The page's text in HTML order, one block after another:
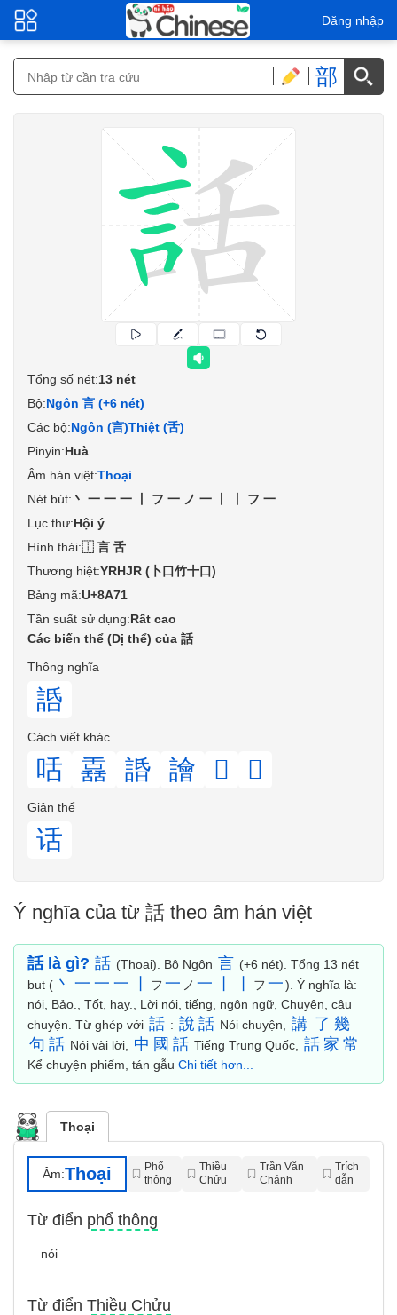
Đăng nhập
部
Tổng số nét:13 nét
Bộ:Ngôn 言 (+6 nét)
Các bộ:Ngôn (言)Thiệt (舌)
Pinyin:Huà
Âm hán việt:Thoại
Nét bút: 丶一一一丨フ一ノ一丨丨フ一
Lục thư:Hội ý
Hình thái:⿰言舌
Thương hiệt:YRHJR (卜口竹十口)
Bảng mã:U+8A71
Tần suất sử dụng:Rất cao
Các biến thể (Dị thể) của 話
Thông nghĩa
䛡
Cách viết khác
咶 舙 諙 譮 𦧵 𧨥
Giản thể
话
Ý nghĩa của từ 話 theo âm hán việt
話 là gì? 話 (Thoại). Bộ Ngôn 言 (+6 nét). Tổng 13 nét
but ( 丶 一 一 一 フ一 ノ 一 フ一). Ý nghĩa là:
nói, Bảo., Tốt, hay., Lời nói, tiếng, ngôn ngữ, Chuyện, câu
chuyện. Từ ghép với 話 : 說 話 Nói chuyện, 講 了 幾
句 話 Nói vài lời, 中 國 話 Tiếng Trung Quốc, 話 家 常
Kể chuyện phiếm, tán gẫu Chi tiết hơn...
Thoại
Âm:Thoại
Phổ
thông
Thiều
Chửu
Trần Văn
Chánh
Trích
dẫn
Từ điển phổ thông
nói
Từ điển Thiều Chửu